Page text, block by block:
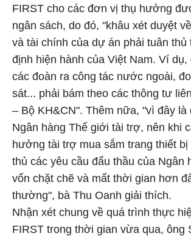
FIRST cho các đơn vị thụ hưởng
ngân sách, do đó, "khâu xét duyệt
và tài chính của dự án phải tuân thủ
định hiện hành của Việt Nam. Ví dụ,
các đoàn ra công tác nước ngoài,
sát... phải bám theo các thông tư
– Bộ KH&CN". Thêm nữa, "vì đây là
Ngân hàng Thế giới tài trợ, nên khi
hưởng tài trợ mua sắm trang thiết bị
thủ các yêu cầu đấu thầu của Ngân
vốn chặt chẽ và mất thời gian hơn
thường", bà Thu Oanh giải thích.
Nhận xét chung về quá trình thực
FIRST trong thời gian vừa qua, ông